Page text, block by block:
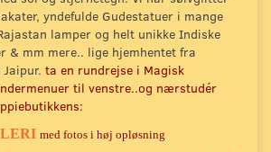
yndefulde Gudestatuer i mange
lamper og helt unikke Indiske
& mm mere.. lige hjemhentet fra
ta en rundrejse i Magisk
til venstre..og nærstudér
I med fotos i høj opløsning